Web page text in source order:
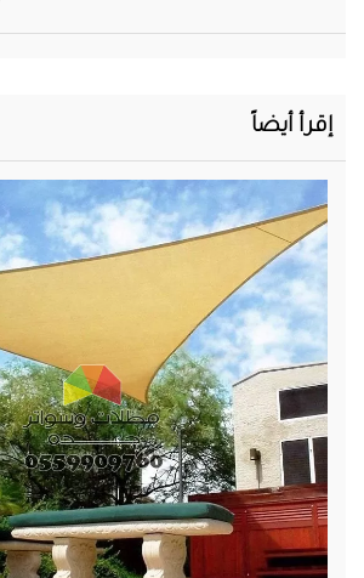
إقرأ أيضاً